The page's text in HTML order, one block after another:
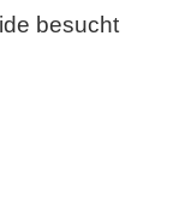
besucht